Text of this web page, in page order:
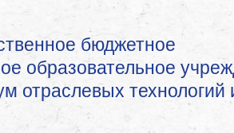
бюджетное
образовательное
отраслевых технологий